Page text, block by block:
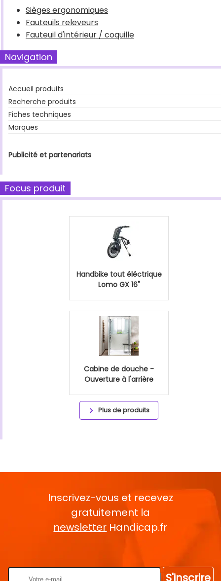
Sièges ergonomiques
Fauteuils releveurs
Fauteuil d'intérieur / coquille
Navigation
Accueil produits
Recherche produits
Fiches techniques
Marques
Publicité et partenariats
Focus produit
Handbike tout éléctrique
Lomo GX 16"
Cabine de douche -
Ouverture à l'arrière
Plus de produits
Inscrivez-vous et recevez
gratuitement la
newsletter Handicap.fr
S'inscrire